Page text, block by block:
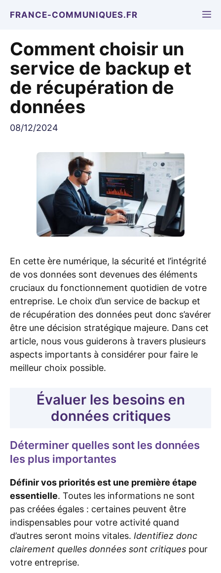
FRANCE-COMMUNIQUES.FR
Comment choisir un
service de backup et
de récupération de
données
08/12/2024
En cette ère numérique, la sécurité et l’intégrité
de vos données sont devenues des éléments
cruciaux du fonctionnement quotidien de votre
entreprise. Le choix d’un service de backup et
de récupération des données peut donc s’avérer
être une décision stratégique majeure. Dans cet
article, nous vous guiderons à travers plusieurs
aspects importants à considérer pour faire le
meilleur choix possible.
Évaluer les besoins en
données critiques
Déterminer quelles sont les données
les plus importantes
Définir vos priorités est une première étape
essentielle. Toutes les informations ne sont
pas créées égales : certaines peuvent être
indispensables pour votre activité quand
d’autres seront moins vitales. Identifiez donc
clairement quelles données sont critiques pour
votre entreprise.